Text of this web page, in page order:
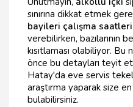
sınırına dikkat etmek
bayileri çalışma saatleri
verebilirken, bazılarının
kısıtlaması olabiliyor.
önce bu detayları teyit
Hatay'da eve servis tekel
araştırma yaparak size
bulabilirsiniz.